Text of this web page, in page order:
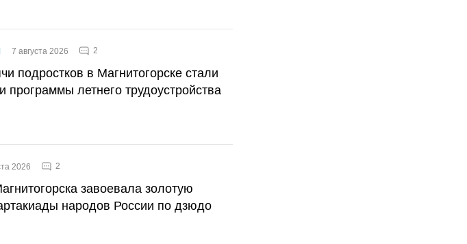
7 августа 2026 2
подростков в Магнитогорске стали
программы летнего трудоустройства
2026 2
завоевала золотую
народов России по дзюдо